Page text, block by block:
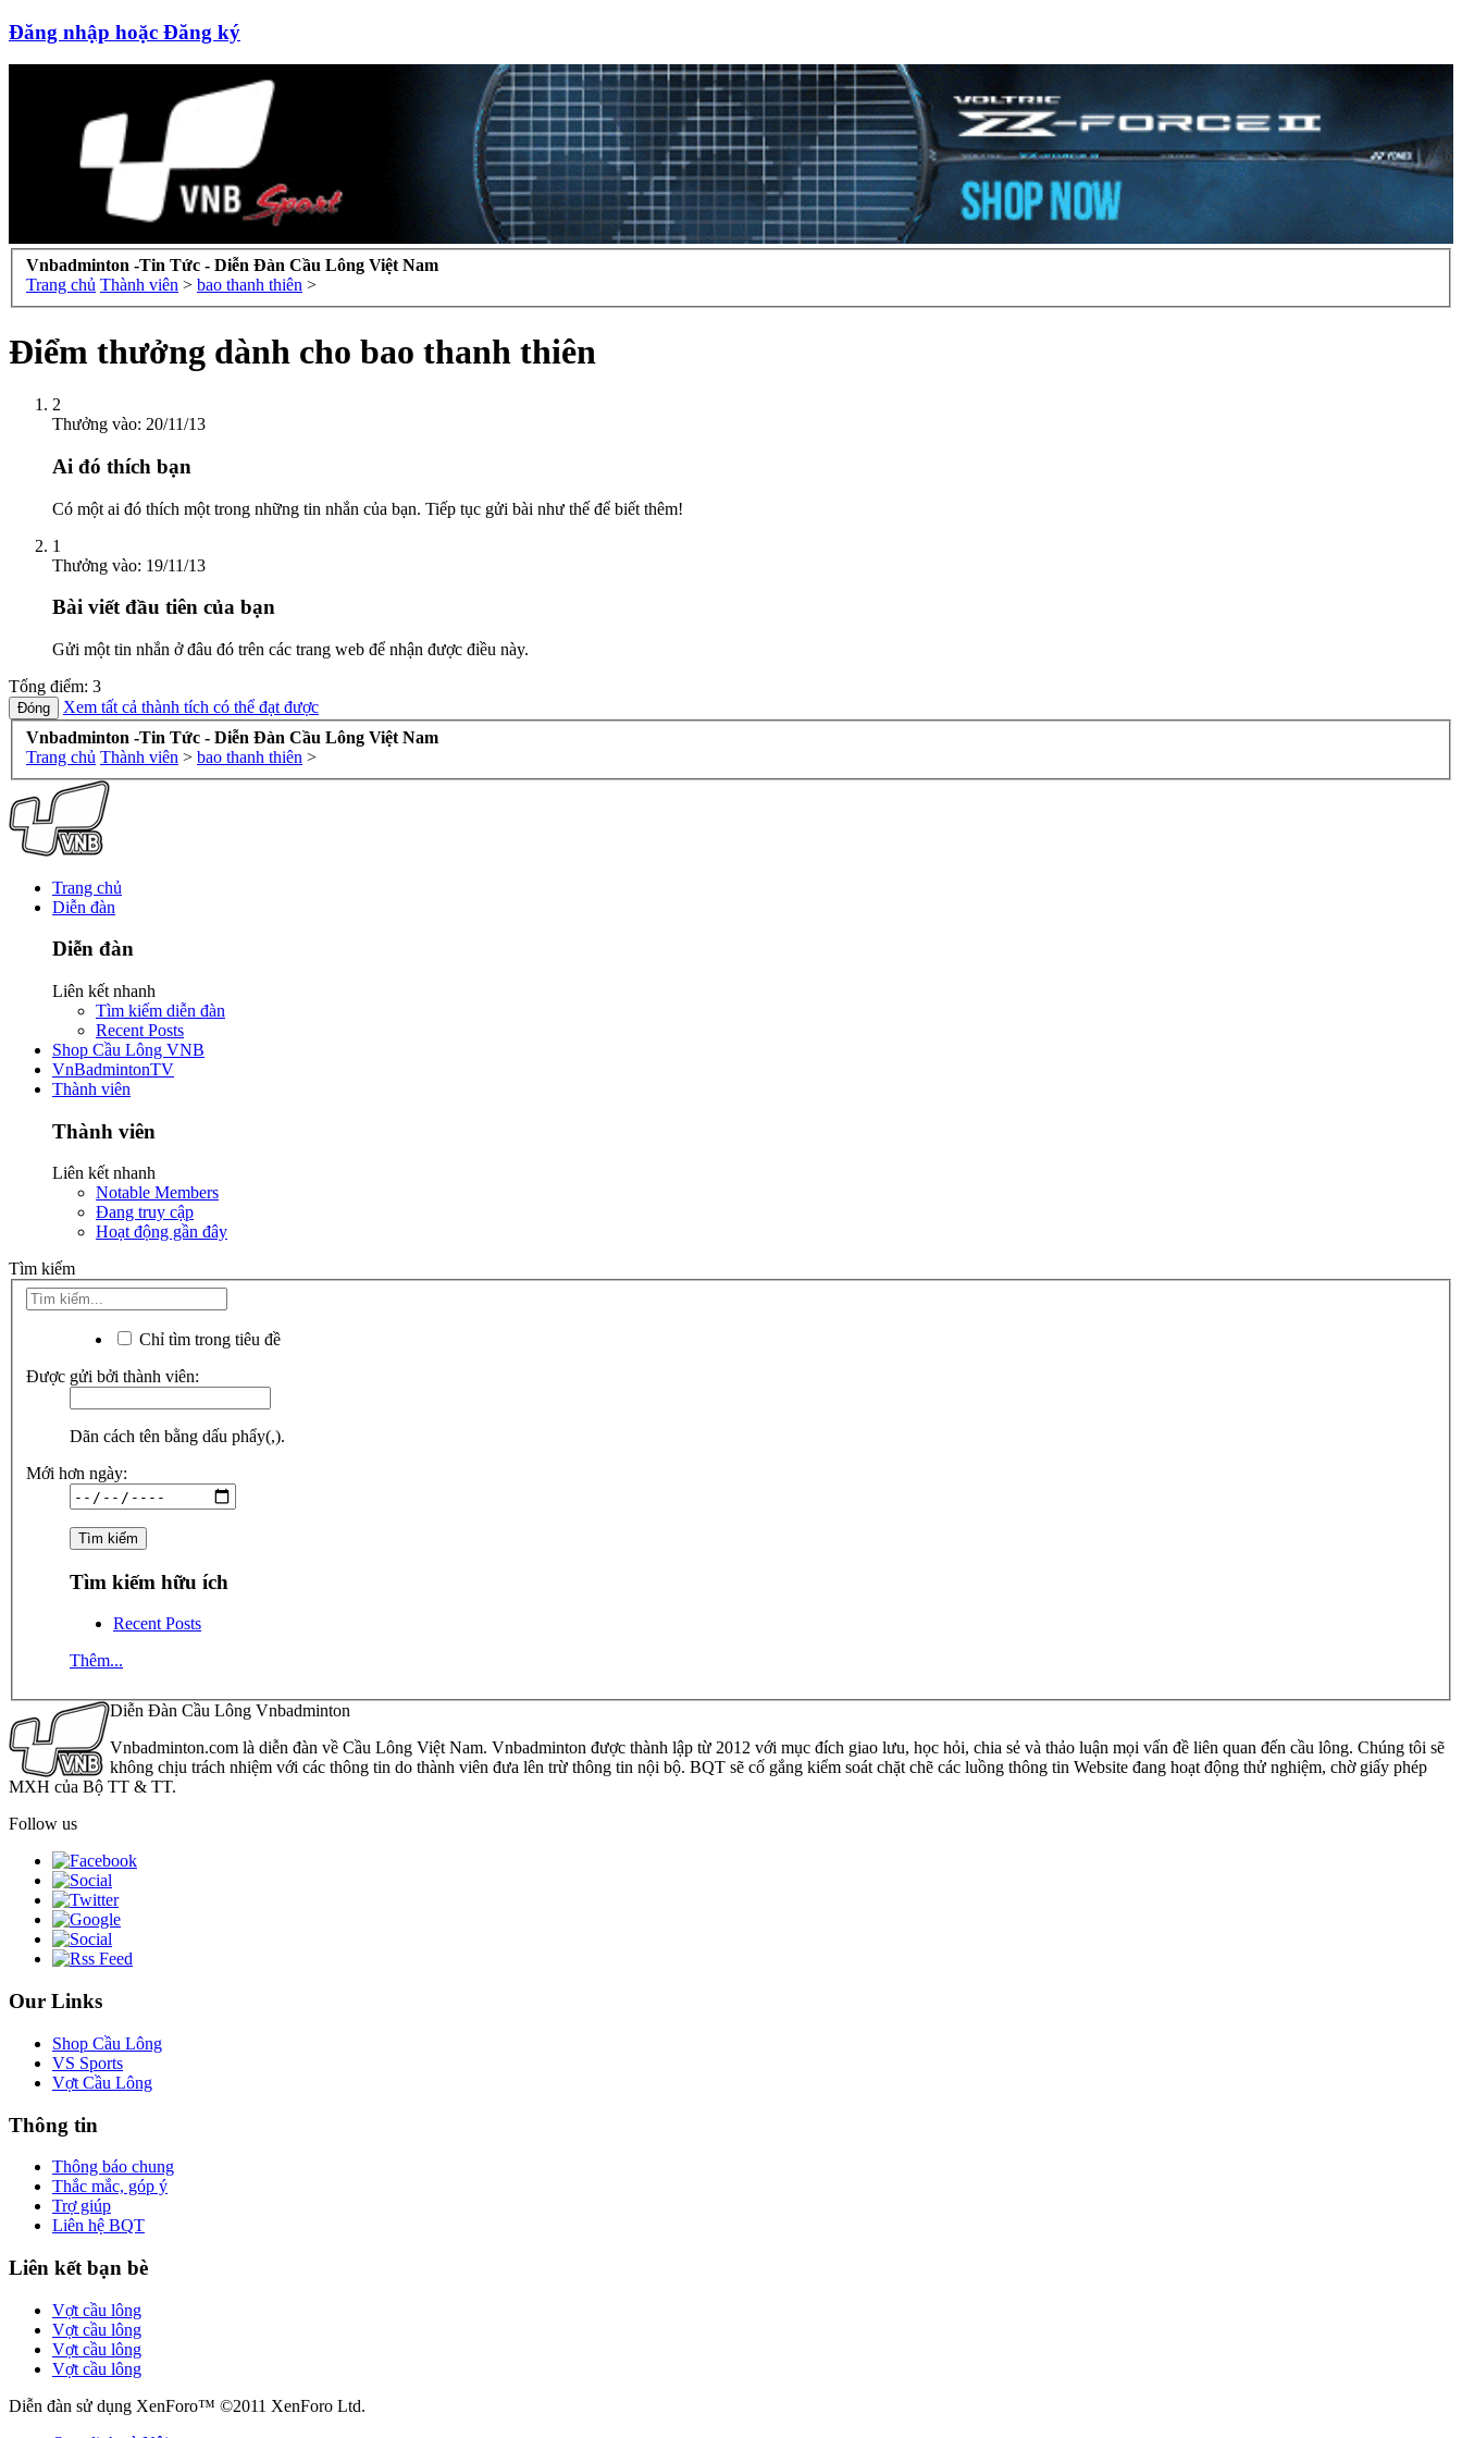
Đăng nhập hoặc Đăng ký
Vnbadminton -Tin Tức - Diễn Đàn Cầu Lông Việt Nam
Trang chủ Thành viên > bao thanh thiên >
Điểm thưởng dành cho bao thanh thiên
2
Thưởng vào: 20/11/13
Ai đó thích bạn
Có một ai đó thích một trong những tin nhắn của bạn. Tiếp tục gửi bài như thế để biết thêm!
1
Thưởng vào: 19/11/13
Bài viết đầu tiên của bạn
Gửi một tin nhắn ở đâu đó trên các trang web để nhận được điều này.
Tổng điểm: 3
Xem tất cả thành tích có thể đạt được
Vnbadminton -Tin Tức - Diễn Đàn Cầu Lông Việt Nam
Trang chủ Thành viên > bao thanh thiên >
Trang chủ
Diễn đàn
Diễn đàn
Liên kết nhanh
Tìm kiếm diễn đàn
Recent Posts
Shop Cầu Lông VNB
VnBadmintonTV
Thành viên
Thành viên
Liên kết nhanh
Notable Members
Đang truy cập
Hoạt động gần đây
Tìm kiếm
Chỉ tìm trong tiêu đề
Được gửi bởi thành viên:
Dãn cách tên bằng dấu phẩy(,).
Mới hơn ngày:
Tìm kiếm hữu ích
Recent Posts
Thêm...
Diễn Đàn Cầu Lông Vnbadminton
Vnbadminton.com là diễn đàn về Cầu Lông Việt Nam. Vnbadminton được thành lập từ 2012 với mục đích giao lưu, học hỏi, chia sẻ và thảo luận mọi vấn đề liên quan đến cầu lông. Chúng tôi sẽ
không chịu trách nhiệm với các thông tin do thành viên đưa lên trừ thông tin nội bộ. BQT sẽ cố gắng kiểm soát chặt chẽ các luồng thông tin Website đang hoạt động thử nghiệm, chờ giấy phép
MXH của Bộ TT & TT.
Follow us
Our Links
Shop Cầu Lông
VS Sports
Vợt Cầu Lông
Thông tin
Thông báo chung
Thắc mắc, góp ý
Trợ giúp
Liên hệ BQT
Liên kết bạn bè
Vợt cầu lông
Vợt cầu lông
Vợt cầu lông
Vợt cầu lông
Diễn đàn sử dụng XenForo™ ©2011 XenForo Ltd.